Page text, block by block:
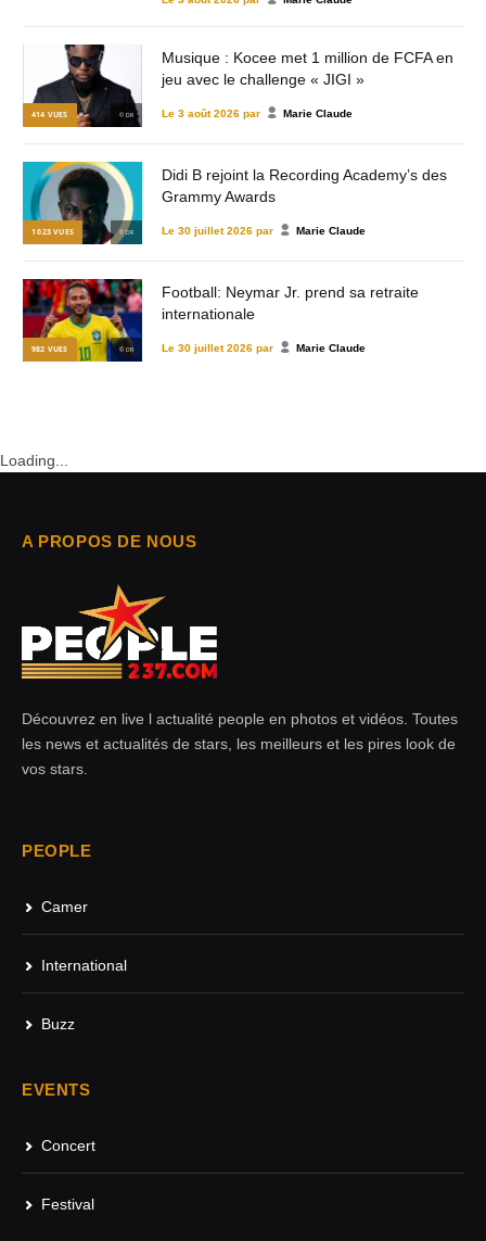
414 VUES © DR
Musique : Kocee met 1 million de FCFA en
jeu avec le challenge « JIGI »
Le 3 août 2026 par Marie Claude
1 023 VUES © DR
Didi B rejoint la Recording Academy’s des
Grammy Awards
Le 30 juillet 2026 par Marie Claude
982 VUES © DR
Football: Neymar Jr. prend sa retraite
internationale
Le 30 juillet 2026 par Marie Claude
Loading...
A PROPOS DE NOUS
Découvrez en live l actualité people en photos et vidéos. Toutes
les news et actualités de stars, les meilleurs et les pires look de
vos stars.
PEOPLE
Camer
International
Buzz
EVENTS
Concert
Festival